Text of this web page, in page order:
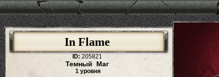
In Flame
ID: 205821
Темный Маг
1 уровня